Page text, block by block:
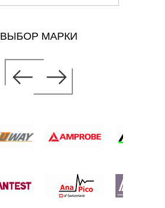
ВЫБОР МАРКИ